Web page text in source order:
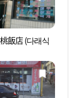
飯店 (다래식